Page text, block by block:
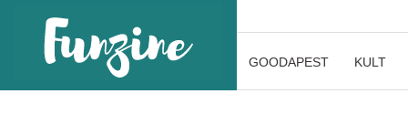
GOODAPEST KULT